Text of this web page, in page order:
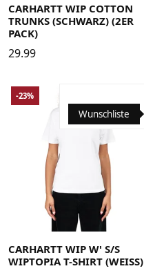
CARHARTT WIP COTTON
TRUNKS (SCHWARZ) (2ER
PACK)
29.99
Medium Small X-Small
Wunschliste
-23%
CARHARTT WIP W' S/S
WIPTOPIA T-SHIRT (WEISS)